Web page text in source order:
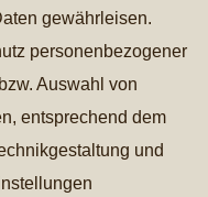
gewährleisen.
personenbezogener
Auswahl von
entsprechend dem
und